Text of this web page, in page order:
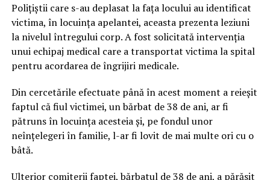
Polițiștii care s-au deplasat la fața locului au identificat
victima, în locuința apelantei, aceasta prezenta leziuni
la nivelul întregului corp. A fost solicitată intervenția
unui echipaj medical care a transportat victima la spital
pentru acordarea de îngrijiri medicale.
Din cercetările efectuate până în acest moment a reieșit
faptul că fiul victimei, un bărbat de 38 de ani, ar fi
pătruns în locuința acesteia și, pe fondul unor
neînțelegeri în familie, l-ar fi lovit de mai multe ori cu o
bâtă.
Ulterior comiterii faptei, bărbatul de 38 de ani, a părăsit